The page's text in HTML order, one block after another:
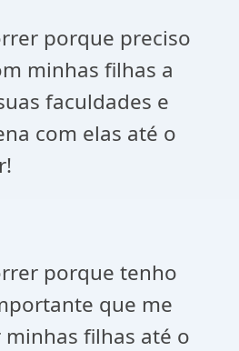
porque preciso
minhas filhas a
faculdades e
com elas até o
porque tenho
que me
filhas até o